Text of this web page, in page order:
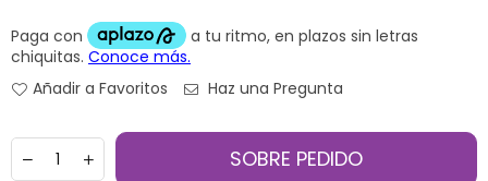
Añadir a Favoritos
Haz una Pregunta
SOBRE PEDIDO